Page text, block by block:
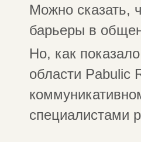
Можно сказать,
барьеры в
Но, как
области Pabulic
специалистами